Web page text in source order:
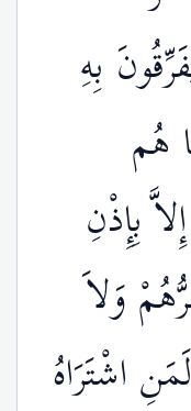
بِهِ
هُم
بِإِذْنِ
وَلاَ
اشْتَرَاهُ